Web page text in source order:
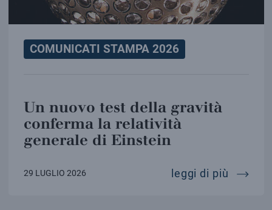
COMUNICATI STAMPA 2026
Un nuovo test della gravità
conferma la relatività
generale di Einstein
29 LUGLIO 2026 leggi di più un